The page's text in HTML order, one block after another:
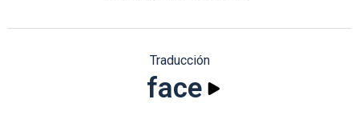
Traducción
face